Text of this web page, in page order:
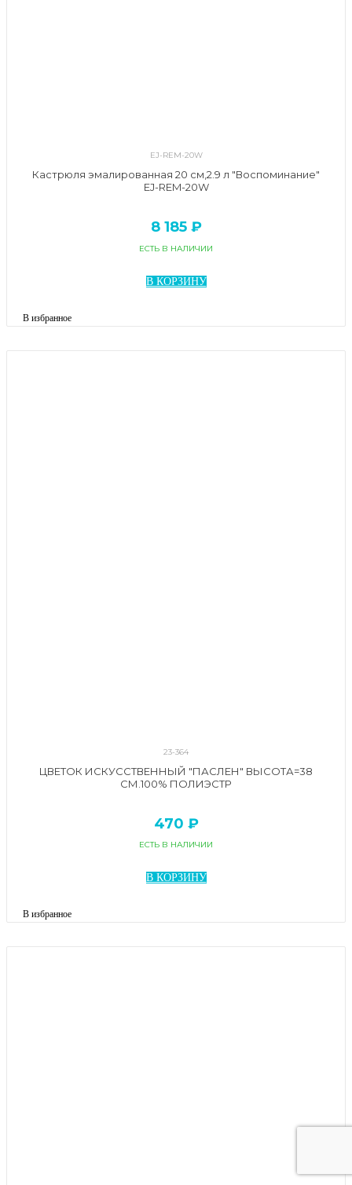
EJ-REM-20W
Кастрюля эмалированная 20 см,2.9 л "Воспоминание"
EJ-REM-20W
8 185 ₽
ЕСТЬ В НАЛИЧИИ
В КОРЗИНУ
В избранное
23-364
ЦВЕТОК ИСКУССТВЕННЫЙ "ПАСЛЕН" ВЫСОТА=38
СМ.100% ПОЛИЭСТР
470 ₽
ЕСТЬ В НАЛИЧИИ
В КОРЗИНУ
В избранное